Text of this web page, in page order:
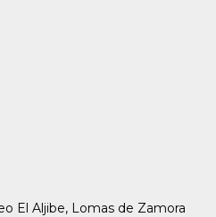
El Aljibe, Lomas de Zamora